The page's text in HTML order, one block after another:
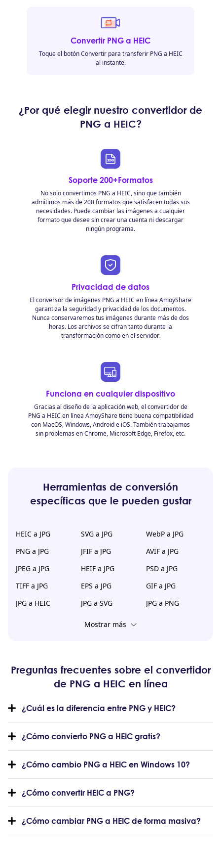
Convertir PNG a HEIC
Toque el botón Convertir para transferir PNG a HEIC
al instante.
¿Por qué elegir nuestro convertidor de
PNG a HEIC?
Soporte 200+Formatos
No solo convertimos PNG a HEIC, sino que también
admitimos más de 200 formatos que satisfacen todas sus
necesidades. Puede cambiar las imágenes a cualquier
formato que desee sin crear una cuenta ni descargar
ningún programa.
Privacidad de datos
El conversor de imágenes PNG a HEIC en línea AmoyShare
garantiza la seguridad y privacidad de los documentos.
Nunca conservaremos tus imágenes durante más de dos
horas. Los archivos se cifran tanto durante la
transformación como en el servidor.
Funciona en cualquier dispositivo
Gracias al diseño de la aplicación web, el convertidor de
PNG a HEIC en línea AmoyShare tiene buena compatibilidad
con MacOS, Windows, Android e iOS. También trabajamos
sin problemas en Chrome, Microsoft Edge, Firefox, etc.
Herramientas de conversión
específicas que le pueden gustar
HEIC a JPG SVG a JPG
WebP a JPG
PNG a JPG
JFIF a JPG
AVIF a JPG
JPEG a JPG
HEIF a JPG
PSD a JPG
TIFF a JPG
EPS a JPG
GIF a JPG
JPG a HEIC
JPG a SVG JPG a PNG
Mostrar más
Preguntas frecuentes sobre el convertidor
de PNG a HEIC en línea
¿Cuál es la diferencia entre PNG y HEIC?
¿Cómo convierto PNG a HEIC gratis?
¿Cómo cambio PNG a HEIC en Windows 10?
¿Cómo convertir HEIC a PNG?
¿Cómo cambiar PNG a HEIC de forma masiva?